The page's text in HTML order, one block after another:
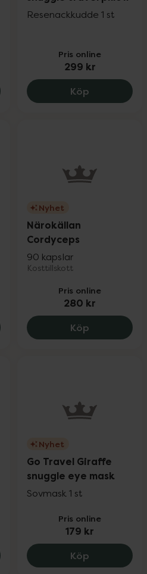
EKO, 113 kr.
Rese­nackkudde 1 st
Pris online
299 kr
Köp Go Travel
PRESPORT (Tranbär),
Nyhet
Närokällan
Cordyceps
90 kapslar
Kosttillskott
Pris online
280 kr
Köp
Compact universal, 209 kr.
Nyhet
Go Travel Giraffe
snuggle eye mask
Sovmask 1 st
Pris online
179 kr
Köp Go Travel